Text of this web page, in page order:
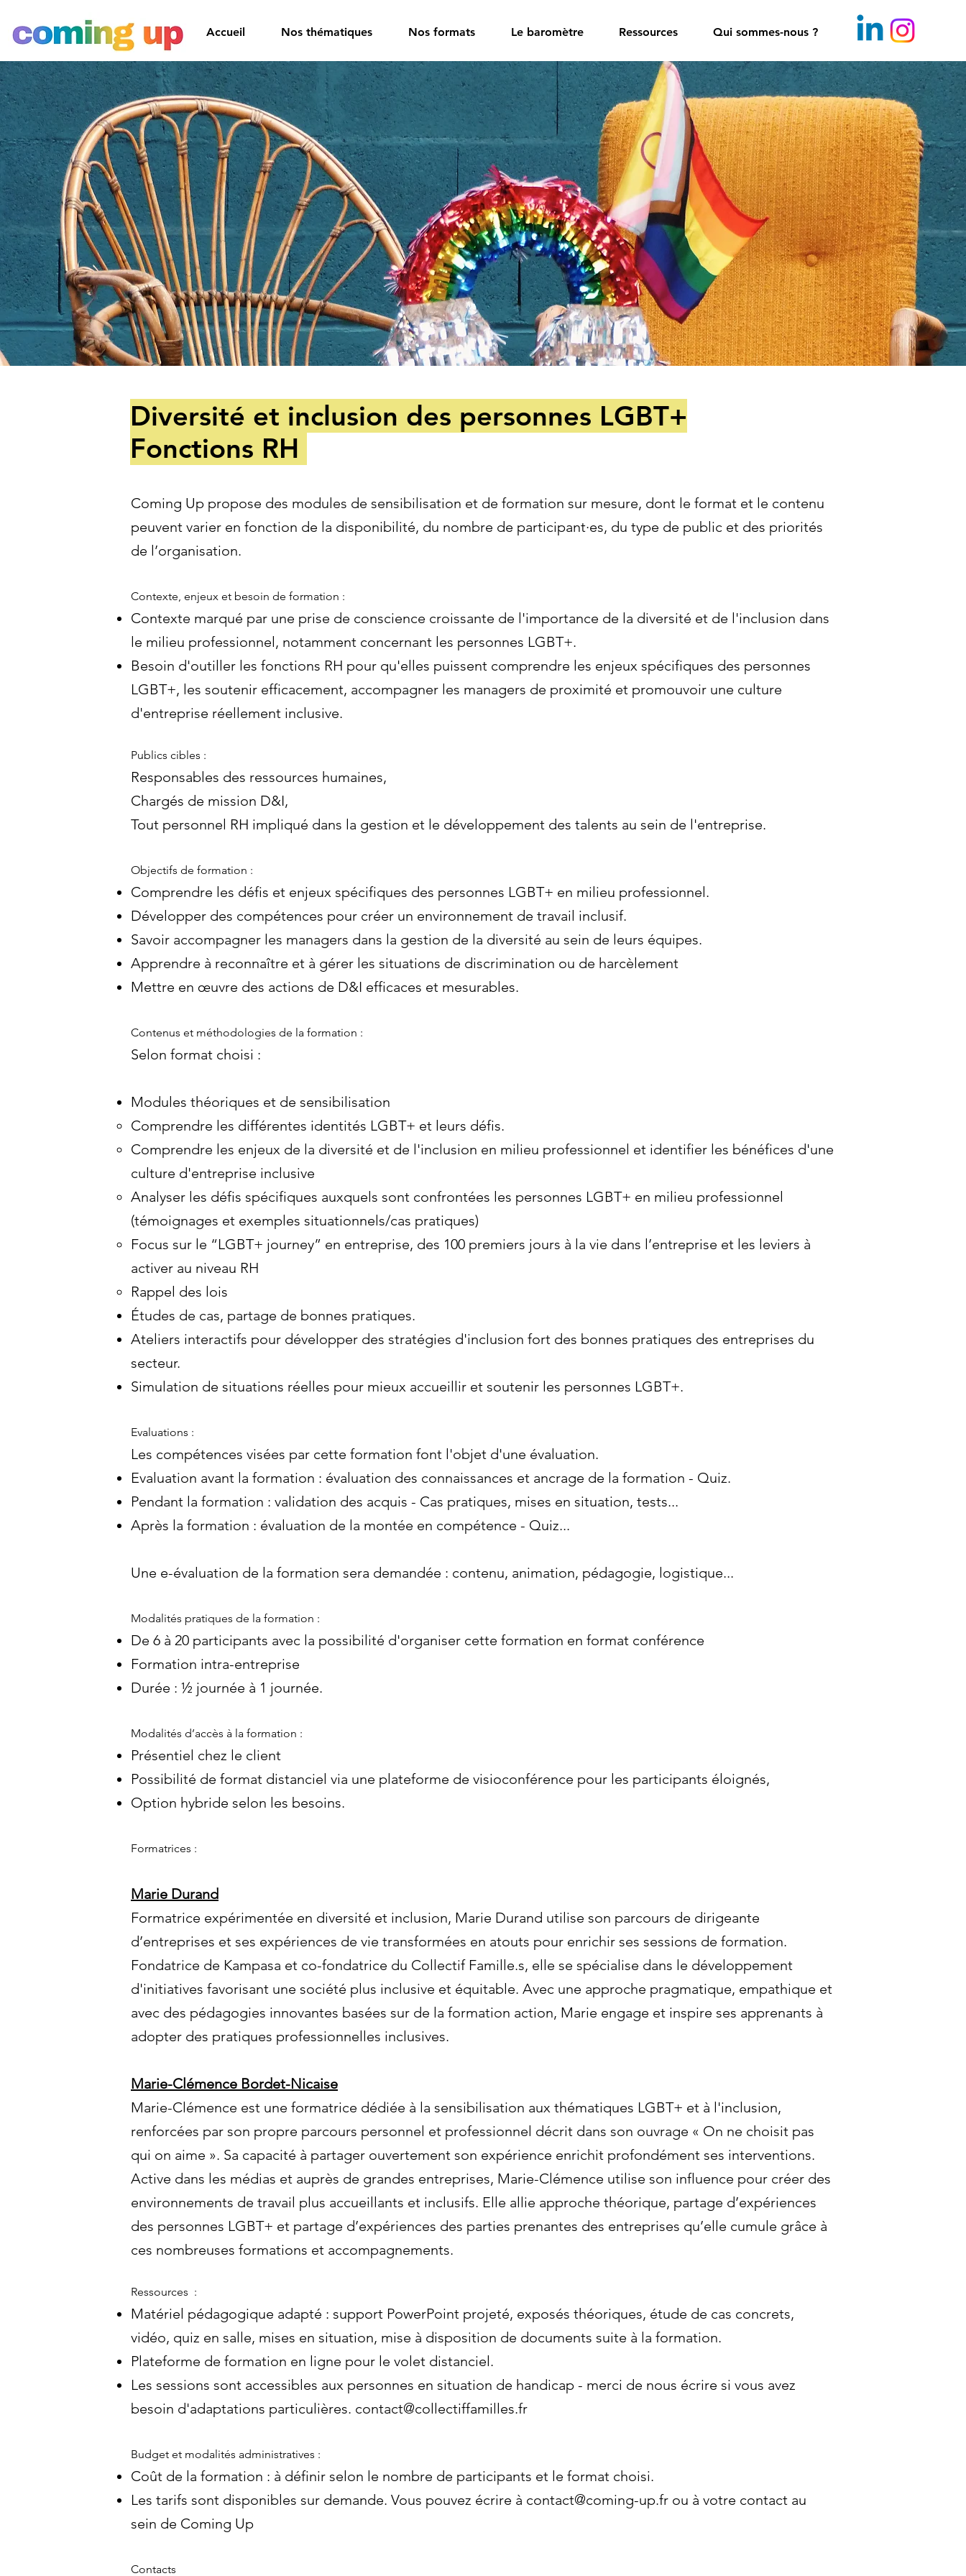
Accueil Nos thématiques Nos formats Le baromètre Ressources Qui sommes-nous ?
Diversité et inclusion des personnes LGBT+
Fonctions RH
Coming Up propose des modules de sensibilisation et de formation sur mesure, dont le format et le contenu
peuvent varier en fonction de la disponibilité, du nombre de participant·es, du type de public et des priorités
de l’organisation.
Contexte, enjeux et besoin de formation :
Contexte marqué par une prise de conscience croissante de l'importance de la diversité et de l'inclusion dans
le milieu professionnel, notamment concernant les personnes LGBT+.
Besoin d'outiller les fonctions RH pour qu'elles puissent comprendre les enjeux spécifiques des personnes
LGBT+, les soutenir efficacement, accompagner les managers de proximité et promouvoir une culture
d'entreprise réellement inclusive.
Publics cibles :
Responsables des ressources humaines,
Chargés de mission D&I,
Tout personnel RH impliqué dans la gestion et le développement des talents au sein de l'entreprise.
Objectifs de formation :
Comprendre les défis et enjeux spécifiques des personnes LGBT+ en milieu professionnel.
Développer des compétences pour créer un environnement de travail inclusif.
Savoir accompagner les managers dans la gestion de la diversité au sein de leurs équipes.
Apprendre à reconnaître et à gérer les situations de discrimination ou de harcèlement
Mettre en œuvre des actions de D&I efficaces et mesurables.
Contenus et méthodologies de la formation :
Selon format choisi :
Modules théoriques et de sensibilisation
Comprendre les différentes identités LGBT+ et leurs défis.
Comprendre les enjeux de la diversité et de l'inclusion en milieu professionnel et identifier les bénéfices d'une
culture d'entreprise inclusive
Analyser les défis spécifiques auxquels sont confrontées les personnes LGBT+ en milieu professionnel
(témoignages et exemples situationnels/cas pratiques)
Focus sur le “LGBT+ journey” en entreprise, des 100 premiers jours à la vie dans l’entreprise et les leviers à
activer au niveau RH
Rappel des lois
Études de cas, partage de bonnes pratiques.
Ateliers interactifs pour développer des stratégies d'inclusion fort des bonnes pratiques des entreprises du
secteur.
Simulation de situations réelles pour mieux accueillir et soutenir les personnes LGBT+.
Evaluations :
Les compétences visées par cette formation font l'objet d'une évaluation.
Evaluation avant la formation : évaluation des connaissances et ancrage de la formation - Quiz.
Pendant la formation : validation des acquis - Cas pratiques, mises en situation, tests...
Après la formation : évaluation de la montée en compétence - Quiz...
Une e-évaluation de la formation sera demandée : contenu, animation, pédagogie, logistique...
Modalités pratiques de la formation :
De 6 à 20 participants avec la possibilité d'organiser cette formation en format conférence
Formation intra-entreprise
Durée : ½ journée à 1 journée.
Modalités d’accès à la formation :
Présentiel chez le client
Possibilité de format distanciel via une plateforme de visioconférence pour les participants éloignés,
Option hybride selon les besoins.
Formatrices :
Marie Durand
Formatrice expérimentée en diversité et inclusion, Marie Durand utilise son parcours de dirigeante
d’entreprises et ses expériences de vie transformées en atouts pour enrichir ses sessions de formation.
Fondatrice de Kampasa et co-fondatrice du Collectif Famille.s, elle se spécialise dans le développement
d'initiatives favorisant une société plus inclusive et équitable. Avec une approche pragmatique, empathique et
avec des pédagogies innovantes basées sur de la formation action, Marie engage et inspire ses apprenants à
adopter des pratiques professionnelles inclusives.
Marie-Clémence Bordet-Nicaise
Marie-Clémence est une formatrice dédiée à la sensibilisation aux thématiques LGBT+ et à l'inclusion,
renforcées par son propre parcours personnel et professionnel décrit dans son ouvrage « On ne choisit pas
qui on aime ». Sa capacité à partager ouvertement son expérience enrichit profondément ses interventions.
Active dans les médias et auprès de grandes entreprises, Marie-Clémence utilise son influence pour créer des
environnements de travail plus accueillants et inclusifs. Elle allie approche théorique, partage d’expériences
des personnes LGBT+ et partage d’expériences des parties prenantes des entreprises qu’elle cumule grâce à
ces nombreuses formations et accompagnements.
Ressources :
Matériel pédagogique adapté : support PowerPoint projeté, exposés théoriques, étude de cas concrets,
vidéo, quiz en salle, mises en situation, mise à disposition de documents suite à la formation.
Plateforme de formation en ligne pour le volet distanciel.
Les sessions sont accessibles aux personnes en situation de handicap - merci de nous écrire si vous avez
besoin d'adaptations particulières. contact@collectiffamilles.fr
Budget et modalités administratives :
Coût de la formation : à définir selon le nombre de participants et le format choisi.
Les tarifs sont disponibles sur demande. Vous pouvez écrire à contact@coming-up.fr ou à votre contact au
sein de Coming Up
Contacts